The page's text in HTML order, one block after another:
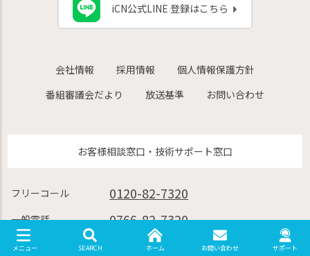
メニュー SEARCH ホーム お問い合わせ サポート
iCN公式LINE 登録はこちら
会社情報 採用情報
個人情報保護方針
番組審議会だより
放送基準 お問い合わせ
お客様相談窓口・技術サポート窓口
フリーコール 0120-82-7320
一般電話 0766-82-7320
電話受付時間
9:00〜17:00（左記以外は時間外受付に転